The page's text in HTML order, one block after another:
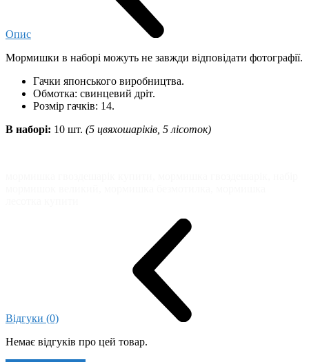
Опис
Мормишки в наборі можуть не завжди відповідати фотографії.
Гачки японського виробництва.
Обмотка: свинцевий дріт.
Розмір гачків: 14.
В наборі: 10 шт. (5 цвяхошаріків, 5 лісоток)
Відгуки (0)
Немає відгуків про цей товар.